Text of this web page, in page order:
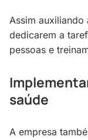
Assim auxiliando
dedicarem a
pessoas e
saúde
A empresa